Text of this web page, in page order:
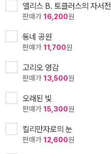
앨리스 B. 토클러스의 자서전
판매가 16,200원
동네 공원
판매가 11,700원
고리오 영감
판매가 13,500원
오래된 빛
판매가 15,300원
킬리만자로의 눈
판매가 12,600원